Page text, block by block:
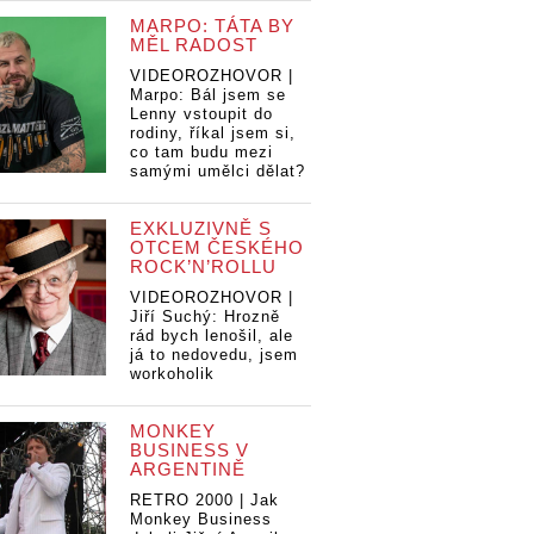
tučném
5,
i Phil
ROCKBLOG:
Červen, finančně
lehnem. V
extrémně tučném
MARPO: TÁTA BY
MĚL RADOST
VIDEOROZHOVOR |
Marpo: Bál jsem se
Lenny vstoupit do
rodiny, říkal jsem si,
co tam budu mezi
samými umělci dělat?
EXKLUZIVNĚ S
OTCEM ČESKÉHO
ROCK’N’ROLLU
VIDEOROZHOVOR |
Jiří Suchý: Hrozně
rád bych lenošil, ale
já to nedovedu, jsem
workoholik
MONKEY
BUSINESS V
ARGENTINĚ
RETRO 2000 | Jak
Monkey Business